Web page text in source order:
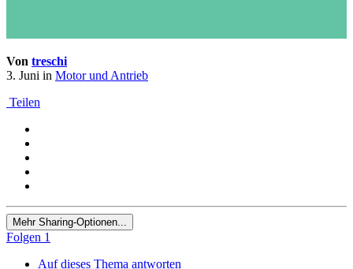
Von treschi
3. Juni in Motor und Antrieb
Teilen
Mehr Sharing-Optionen...
Folgen 1
Auf dieses Thema antworten